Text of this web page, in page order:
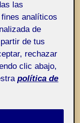
de Marzá
las
analíticos
de
de tus
rechazar
clic abajo,
política de